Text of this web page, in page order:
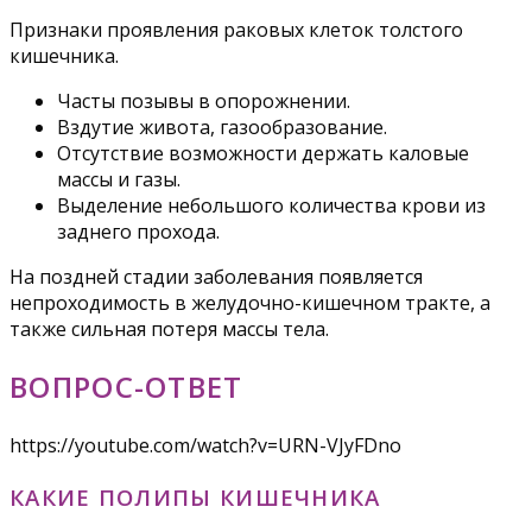
Признаки проявления раковых клеток толстого
кишечника.
Часты позывы в опорожнении.
Вздутие живота, газообразование.
Отсутствие возможности держать каловые
массы и газы.
Выделение небольшого количества крови из
заднего прохода.
На поздней стадии заболевания появляется
непроходимость в желудочно-кишечном тракте, а
также сильная потеря массы тела.
ВОПРОС-ОТВЕТ
https://youtube.com/watch?v=URN-VJyFDno
КАКИЕ ПОЛИПЫ КИШЕЧНИКА